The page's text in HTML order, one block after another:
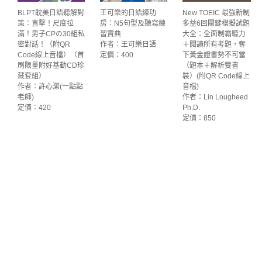
BLPT耽美日語聽解對
策：直擊！尺度拉
滿！男子CPの30組私
密對話！（附QR
Code線上音檔）（首
刷限量附好基動CD珍
藏套組）
作者：許心瀠(一點點
老師)
定價：420
王可樂的日語練功
房：N5句型及聽寫練
習寶典
作者：王可樂日語
定價：400
New TOEIC 最強新制
多益6回關鍵模擬試題
大全：全面制霸聽力
＋閱讀所有考題，奪
下黃金證書勢不可當
（題本＋解析雙書
裝）(附QR Code線上
音檔)
作者：Lin Lougheed
Ph.D.
定價：850